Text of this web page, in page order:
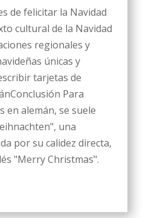
de felicitar la Navidad
cultural de la Navidad
regionales y
únicas y
tarjetas de
Para
en alemán, se suele
una
por su calidez directa,
"Merry Christmas".